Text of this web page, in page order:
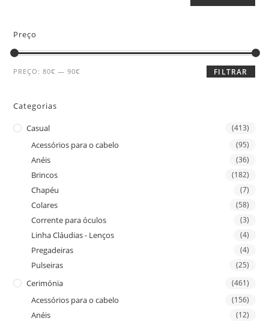
Preço
FILTRAR
PREÇO:80€ —90€
Categorias
Casual (413)
Acessórios para o cabelo (95)
Anéis (36)
Brincos (182)
Chapéu (7)
Colares (58)
Corrente para óculos (3)
Linha Cláudias - Lenços (4)
Pregadeiras (4)
Pulseiras (25)
Cerimónia (461)
Acessórios para o cabelo (156)
Anéis (12)